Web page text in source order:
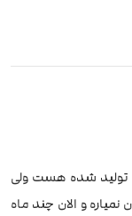
تولید شده هست ولی
نمیاره و الان چند ماه